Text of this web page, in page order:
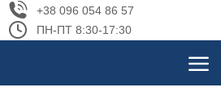
+38 096 054 86 57
ПН-ПТ 8:30-17:30